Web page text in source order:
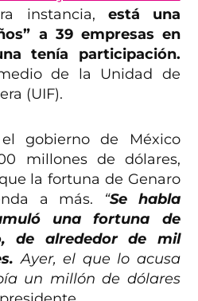
instancia, está una
a 39 empresas en
tenía participación.
de la Unidad de
(UIF).
gobierno de México
millones de dólares,
la fortuna de Genaro
a más. “Se habla
una fortuna de
de alrededor de mil
Ayer, el que lo acusa
un millón de dólares